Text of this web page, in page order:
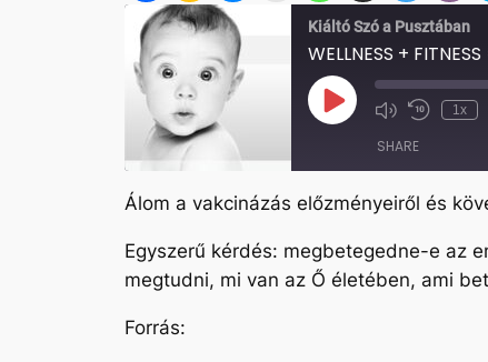
Kiáltó Szó a Pusztában
WELLNESS +
Play
Episode Mute/Unmute
Rewind
1x
SHARE
SHARE
LINK
Álom a vakcinázás előzményeiről és
Egyszerű kérdés: megbetegedne-e az
megtudni, mi van az Ő életében, ami
Forrás: